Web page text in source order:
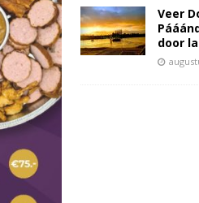
Veer
door